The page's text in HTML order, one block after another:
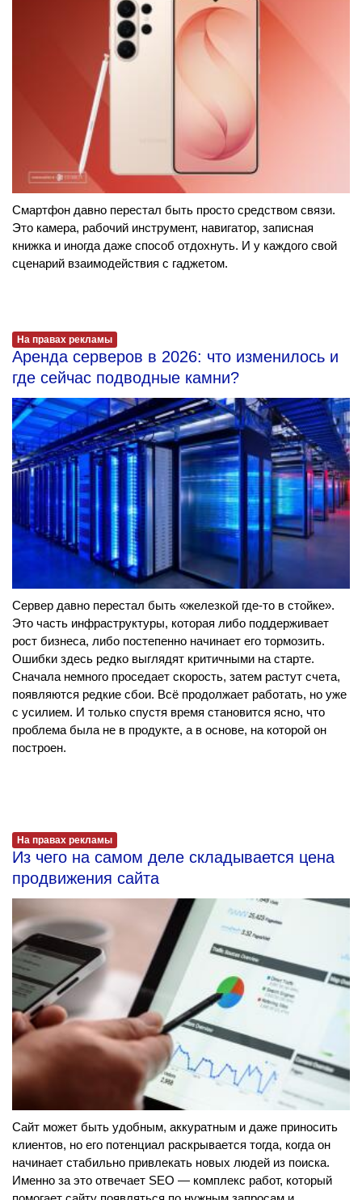
Смартфон давно перестал быть просто средством связи.
Это камера, рабочий инструмент, навигатор, записная
книжка и иногда даже способ отдохнуть. И у каждого свой
сценарий взаимодействия с гаджетом.
На правах рекламы
Аренда серверов в 2026: что изменилось и
где сейчас подводные камни?
Сервер давно перестал быть «железкой где-то в стойке».
Это часть инфраструктуры, которая либо поддерживает
рост бизнеса, либо постепенно начинает его тормозить.
Ошибки здесь редко выглядят критичными на старте.
Сначала немного проседает скорость, затем растут счета,
появляются редкие сбои. Всё продолжает работать, но уже
с усилием. И только спустя время становится ясно, что
проблема была не в продукте, а в основе, на которой он
построен.
На правах рекламы
Из чего на самом деле складывается цена
продвижения сайта
Сайт может быть удобным, аккуратным и даже приносить
клиентов, но его потенциал раскрывается тогда, когда он
начинает стабильно привлекать новых людей из поиска.
Именно за это отвечает SEO — комплекс работ, который